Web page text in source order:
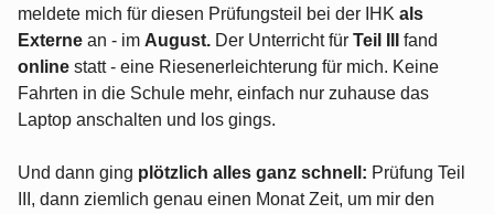
meldete mich für diesen Prüfungsteil bei der IHK als
Externe an - im August. Der Unterricht für Teil III fand
online statt - eine Riesenerleichterung für mich. Keine
Fahrten in die Schule mehr, einfach nur zuhause das
Laptop anschalten und los gings.
Und dann ging plötzlich alles ganz schnell: Prüfung Teil
III, dann ziemlich genau einen Monat Zeit, um mir den